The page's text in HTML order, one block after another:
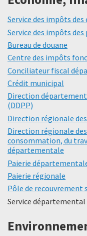
Service des impôts
Service des impôts
Bureau de douane
Centre des impôts
Conciliateur fiscal
Crédit municipal
Direction
(DDPP)
Direction régionale
Direction régionale
consommation, du
départementale
Paierie
Paierie régionale
Pôle de recouvrement
Service